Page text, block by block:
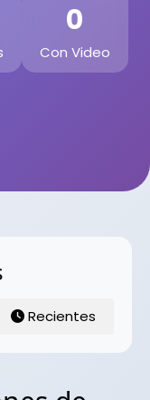
0
Con Video
Recientes